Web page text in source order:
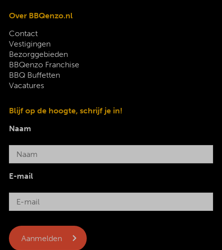
Over BBQenzo.nl
Contact
Vestigingen
Bezorggebieden
BBQenzo Franchise
BBQ Buffetten
Vacatures
Blijf op de hoogte, schrijf je in!
Naam
E-mail